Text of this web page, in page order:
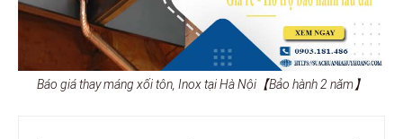
Báo giá thay máng xối tôn, Inox tại Hà Nội【Bảo hành 2 năm】